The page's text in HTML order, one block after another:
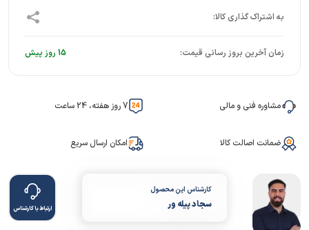
زمان آخرین بروز رسانی قیمت: 15 روز پیش
مشاوره فنی و مالی 7 روز هفته، 24 ساعت
ضمانت اصالت کالا امکان ارسال سریع
کارشناس این محصول
سجاد پیله ور ارتباط با کارشناس